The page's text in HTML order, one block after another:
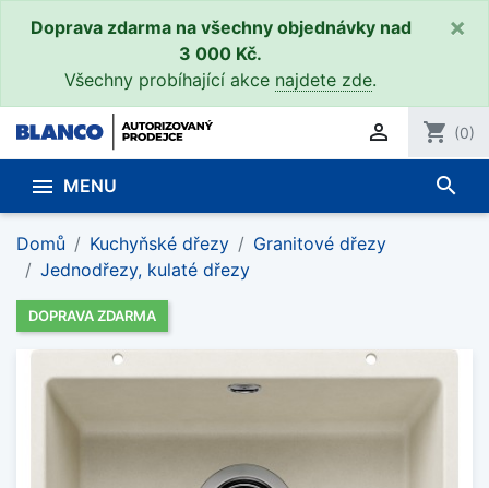
Doprava zdarma na všechny objednávky nad
3 000 Kč.
Všechny probíhající akce najdete zde.
×
 shopping_cart (0)
 MENU search
Domů Kuchyňské dřezy
Granitové dřezy
Jednodřezy, kulaté dřezy
DOPRAVA ZDARMA